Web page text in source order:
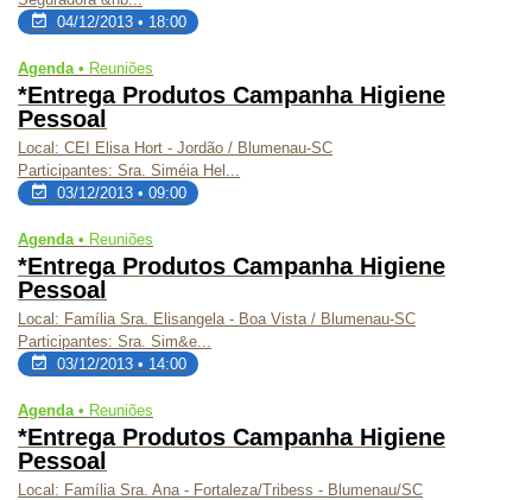
04/12/2013 • 18:00
Agenda • Reuniões
*Entrega Produtos Campanha Higiene
Pessoal
Local: CEI Elisa Hort - Jordão / Blumenau-SC
Participantes: Sra. Siméia Hel...
03/12/2013 • 09:00
Agenda • Reuniões
*Entrega Produtos Campanha Higiene
Pessoal
Local: Família Sra. Elisangela - Boa Vista / Blumenau-SC
Participantes: Sra. Sim&e...
03/12/2013 • 14:00
Agenda • Reuniões
*Entrega Produtos Campanha Higiene
Pessoal
Local: Família Sra. Ana - Fortaleza/Tribess - Blumenau/SC